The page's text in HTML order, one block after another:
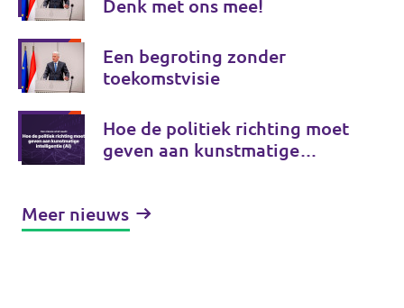
Denk met ons mee!
Een begroting zonder
toekomstvisie
Hoe de politiek richting moet
geven aan kunstmatige
Meer nieuws